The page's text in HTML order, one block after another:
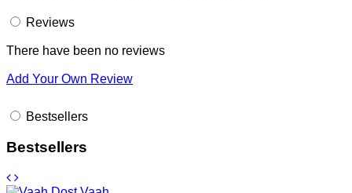
Reviews
There have been no reviews
Add Your Own Review
Bestsellers
Bestsellers